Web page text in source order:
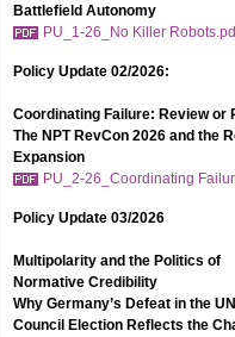
Battlefield Autonomy
PU_1-26_No Killer
Policy Update 02/2026:
Coordinating Failure: Review or
The NPT RevCon 2026 and the
Expansion
PU_2-26_Coordinating
Policy Update 03/2026
Multipolarity and the Politics of
Normative Credibility
Why Germany’s Defeat in the
Council Election Reflects the